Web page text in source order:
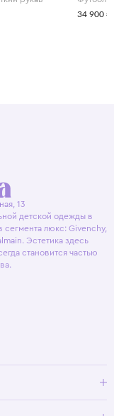
34 900 ₽
13
детской одежды в
люкс: Givenchy,
Эстетика здесь
становится частью